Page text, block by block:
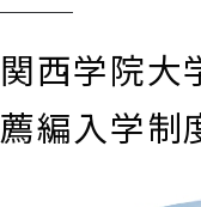
関西学院大
薦編入学制